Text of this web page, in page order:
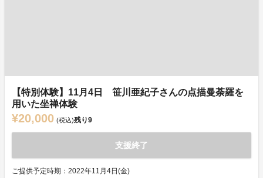
【特別体験】11月4日 笹川亜紀子さんの点描曼荼羅を
用いた坐禅体験
¥20,000 (税込)残り9
支援終了
ご提供予定時期：2022年11月4日(金)